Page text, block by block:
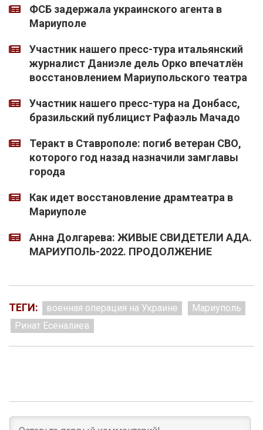
ФСБ задержала украинского агента в
Мариуполе
Участник нашего пресс-тура итальянский
журналист Даниэле дель Орко впечатлён
восстановлением Мариупольского театра
Участник нашего пресс-тура на Донбасс,
бразильский публицист Рафаэль Мачадо
Теракт в Ставрополе: погиб ветеран СВО,
которого год назад назначили замглавы
города
Как идет восстановление драмтеатра в
Мариуполе
Анна Долгарева: ЖИВЫЕ СВИДЕТЕЛИ АДА.
МАРИУПОЛЬ-2022. ПРОДОЛЖЕНИЕ
ТЕГИ: военная операция на Украине
Мариуполь
Ринат Есеналиев